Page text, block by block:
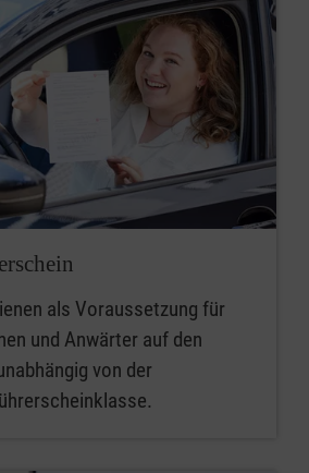
als Voraussetzung für
und Anwärter auf den
von der